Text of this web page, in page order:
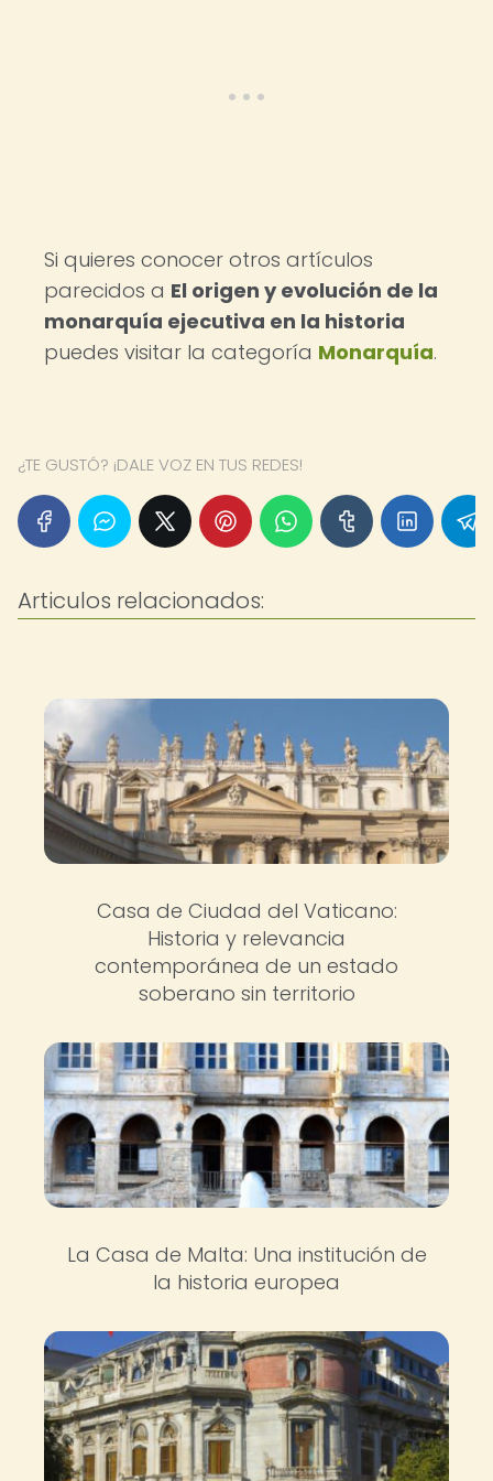
Si quieres conocer otros artículos
parecidos a El origen y evolución de la
monarquía ejecutiva en la historia
puedes visitar la categoría Monarquía.
¿TE GUSTÓ? ¡DALE VOZ EN TUS REDES!
Articulos relacionados:
Casa de Ciudad del Vaticano:
Historia y relevancia
contemporánea de un estado
soberano sin territorio
La Casa de Malta: Una institución de
la historia europea